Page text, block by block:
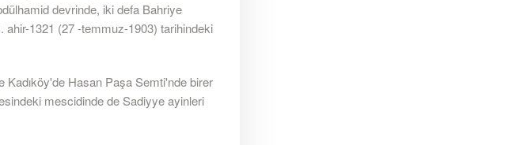
devrinde, iki defa Bahriye
ahir-1321 (27 -temmuz-1903) tarihindeki
Kadıköy'de Hasan Paşa Semti'nde birer
mescidinde de Sadiyye ayinleri